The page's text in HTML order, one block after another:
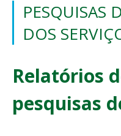
PESQUISAS
DOS
Relatórios
pesquisas